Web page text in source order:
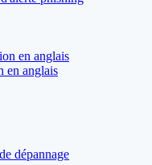
en anglais
en anglais
dépannage